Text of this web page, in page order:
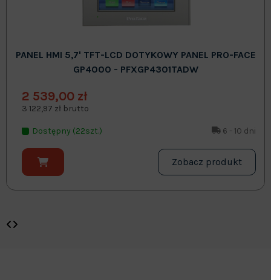
PANEL HMI 5,7' TFT-LCD DOTYKOWY PANEL PRO-FACE
GP4000 - PFXGP4301TADW
2 539,00 zł
3 122,97 zł brutto
Dostępny (22szt.) 6 - 10 dni
Zobacz produkt